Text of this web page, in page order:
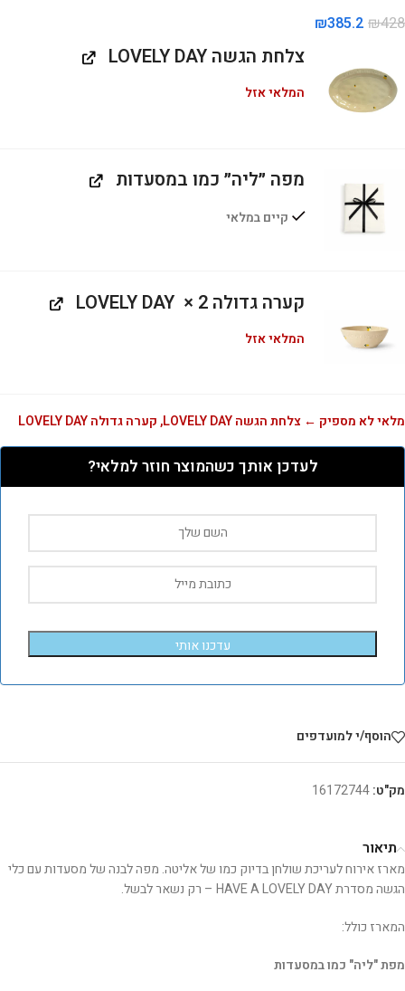
₪428
₪385.2
צלחת הגשה LOVELY DAY
המלאי אזל
מפה ״ליה״ כמו במסעדות
קיים במלאי
קערה גדולה LOVELY DAY ‎ × 2‎
המלאי אזל
מלאי לא מספיק ← צלחת הגשה LOVELY DAY, קערה גדולה LOVELY DAY
לעדכן אותך כשהמוצר חוזר למלאי?
עדכנו אותי
הוסף/י למועדפים
מק"ט:16172744
תיאור
מארז אירוח לעריכת שולחן בדיוק כמו של אליטה. מפה לבנה של מסעדות עם כלי
הגשה מסדרת HAVE A LOVELY DAY – רק נשאר לבשל.
המארז כולל:
מפת "ליה" כמו במסעדות